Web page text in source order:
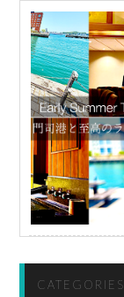
CATEGORIES